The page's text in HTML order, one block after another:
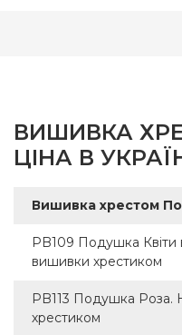
ВИШИВКА
ЦІНА В
Вишивка хрестом
PB109 Подушка Квіти
вишивки хрестиком
PB113 Подушка Роза.
хрестиком